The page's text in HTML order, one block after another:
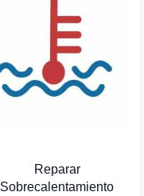
Reparar
Sobrecalentamiento